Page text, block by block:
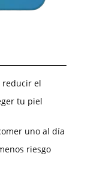
reducir el
tu piel
uno al día
riesgo